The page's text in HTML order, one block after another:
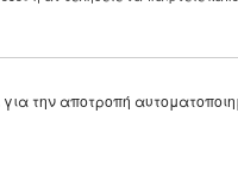
την αποτροπή